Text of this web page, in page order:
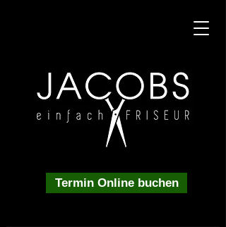
Termin Online buchen